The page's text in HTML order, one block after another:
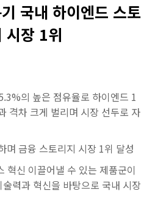
국내 하이엔드 스토
시장 1위
의 높은 점유율로 하이엔드 1
격차 크게 벌리며 시장 선두로 자
며 금융 스토리지 시장 1위 달성
혁신 이끌어낼 수 있는 제품군이
력과 혁신을 바탕으로 국내 시장